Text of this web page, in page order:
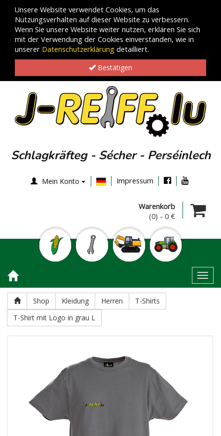
Unsere Website verwendet Cookies, um das
Nutzungsverhalten auf dieser Website zu verbessern.
Wenn Sie unsere Website weiter nutzen, erklären Sie sich
mit der Verwendung der Cookies einverstanden, wie in
unserer Datenschutzerklärung detailliert.
Bestätigen
Schlagkräfteg - Sécher - Perséinlech
Mein Konto Impressum
Warenkorb
(0) - 0 €
Shop Kleidung Herren
T-Shirts
T-Shirt mit Logo in grau L